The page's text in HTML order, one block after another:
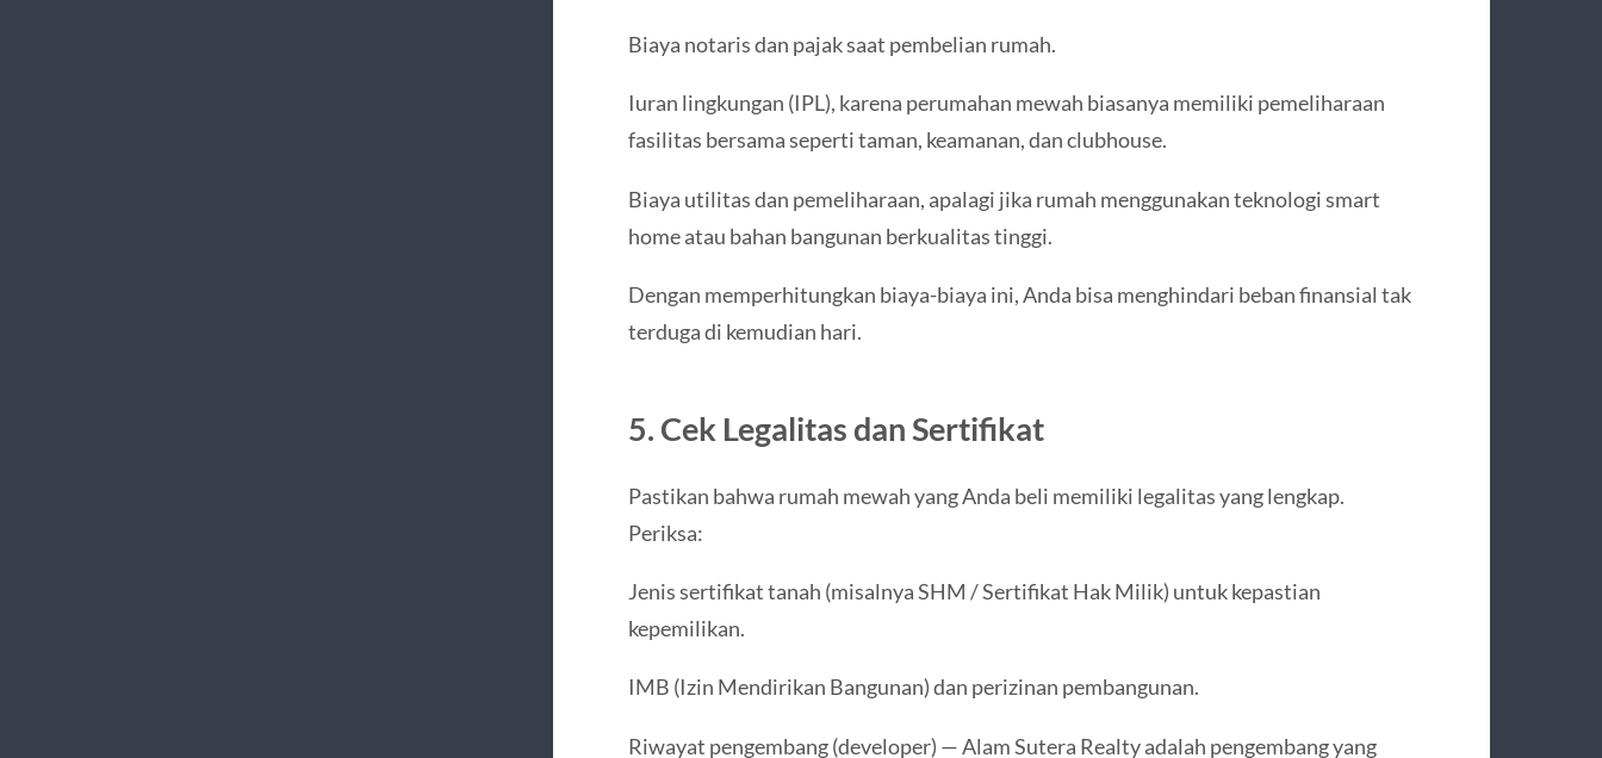
Biaya notaris dan pajak saat pembelian rumah.
Iuran lingkungan (IPL), karena perumahan mewah biasanya memiliki pemeliharaan
fasilitas bersama seperti taman, keamanan, dan clubhouse.
Biaya utilitas dan pemeliharaan, apalagi jika rumah menggunakan teknologi smart
home atau bahan bangunan berkualitas tinggi.
Dengan memperhitungkan biaya-biaya ini, Anda bisa menghindari beban finansial tak
terduga di kemudian hari.
5. Cek Legalitas dan Sertifikat
Pastikan bahwa rumah mewah yang Anda beli memiliki legalitas yang lengkap.
Periksa:
Jenis sertifikat tanah (misalnya SHM / Sertifikat Hak Milik) untuk kepastian
kepemilikan.
IMB (Izin Mendirikan Bangunan) dan perizinan pembangunan.
Riwayat pengembang (developer) — Alam Sutera Realty adalah pengembang yang